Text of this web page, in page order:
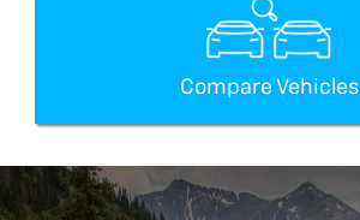
Compare Vehicles